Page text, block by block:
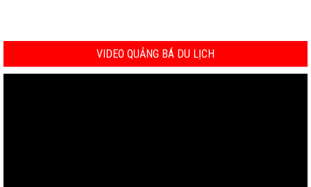
VIDEO QUẢNG BÁ DU LỊCH